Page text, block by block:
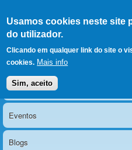
Usamos cookies neste site
do utilizador.
Clicando em qualquer link do site o
cookies. Mais info
Sim, aceito
O portal da
Menu principal
Notícias
Eventos
Blogs